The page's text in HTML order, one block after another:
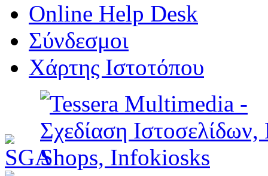
Online Help Desk
Σύνδεσμοι
Χάρτης Ιστοτόπου